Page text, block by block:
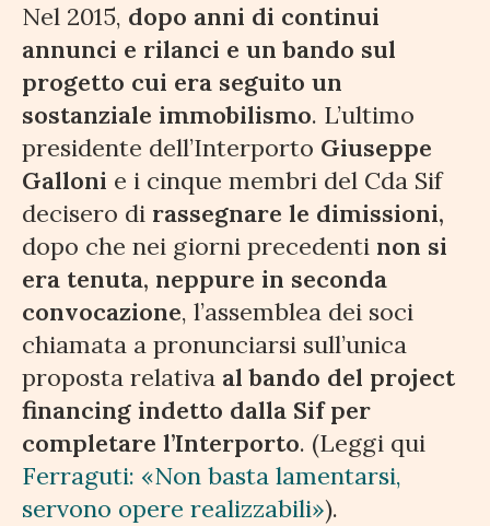
Nel 2015, dopo anni di continui
annunci e rilanci e un bando sul
progetto cui era seguito un
sostanziale immobilismo. L’ultimo
presidente dell’Interporto Giuseppe
Galloni e i cinque membri del Cda Sif
decisero di rassegnare le dimissioni,
dopo che nei giorni precedenti non si
era tenuta, neppure in seconda
convocazione, l’assemblea dei soci
chiamata a pronunciarsi sull’unica
proposta relativa al bando del project
financing indetto dalla Sif per
completare l’Interporto. (Leggi qui
Ferraguti: «Non basta lamentarsi,
servono opere realizzabili»).